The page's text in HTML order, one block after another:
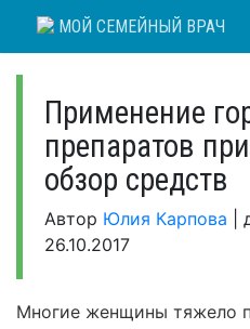
МОЙ СЕМЕЙНЫЙ ВРАЧ
Применение
препаратов
обзор средств
Автор Юлия Карпова
26.10.2017
Многие женщины тяжело